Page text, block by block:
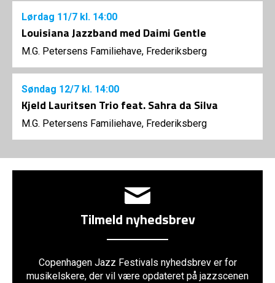
Lørdag 11/7 kl. 14:00
Louisiana Jazzband med Daimi Gentle
M.G. Petersens Familiehave, Frederiksberg
Søndag 12/7 kl. 14:00
Kjeld Lauritsen Trio feat. Sahra da Silva
M.G. Petersens Familiehave, Frederiksberg
Tilmeld nyhedsbrev
Copenhagen Jazz Festivals nyhedsbrev er for
musikelskere, der vil være opdateret på jazzscenen